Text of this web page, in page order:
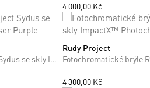
4 000,00 Kč
Fotochromatické brýle Rudy Project Sydus se skly ImpactX™ Photochromic 2 Laser Purple
ONE SIZE
Rudy Project
4 300,00 Kč